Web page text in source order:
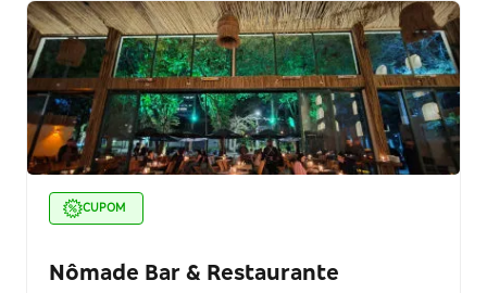
CUPOM
Nômade Bar & Restaurante